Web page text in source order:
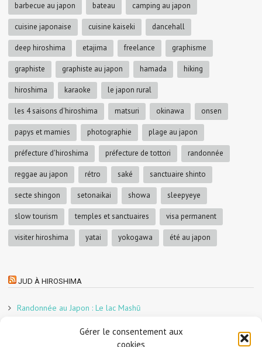
Gérer le consentement aux
cookies
barbecue au japon bateau camping au japon
cuisine japonaise cuisine kaiseki dancehall
deep hiroshima etajima freelance graphisme
graphiste graphiste au japon hamada hiking
hiroshima karaoke le japon rural
les 4 saisons d'hiroshima matsuri okinawa onsen
papys et mamies photographie plage au japon
préfecture d'hiroshima préfecture de tottori randonnée
reggae au japon rétro saké sanctuaire shinto
secte shingon setonaikai showa sleepyeye
slow tourism temples et sanctuaires visa permanent
visiter hiroshima yatai yokogawa été au japon
JUD À HIROSHIMA
Randonnée au Japon : Le lac Mashū
En direct sur Adobe France !